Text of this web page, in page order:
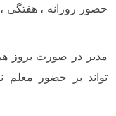
حضور روزانه ، هفتگی
مدیر در صورت بروز
تواند بر حضور